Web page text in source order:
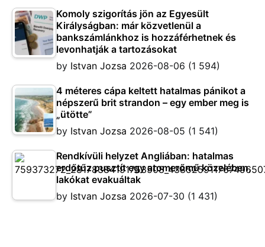
Komoly szigorítás jön az Egyesült
Királyságban: már közvetlenül a
bankszámlánkhoz is hozzáférhetnek és
levonhatják a tartozásokat
by Istvan Jozsa 2026-08-06 (1 594)
4 méteres cápa keltett hatalmas pánikot a
népszerű brit strandon – egy ember meg is
„ütötte”
by Istvan Jozsa 2026-08-05 (1 541)
Rendkívüli helyzet Angliában: hatalmas
erdőtűz pusztít egy atomerőmű közelében,
lakókat evakuáltak
by Istvan Jozsa 2026-07-30 (1 431)